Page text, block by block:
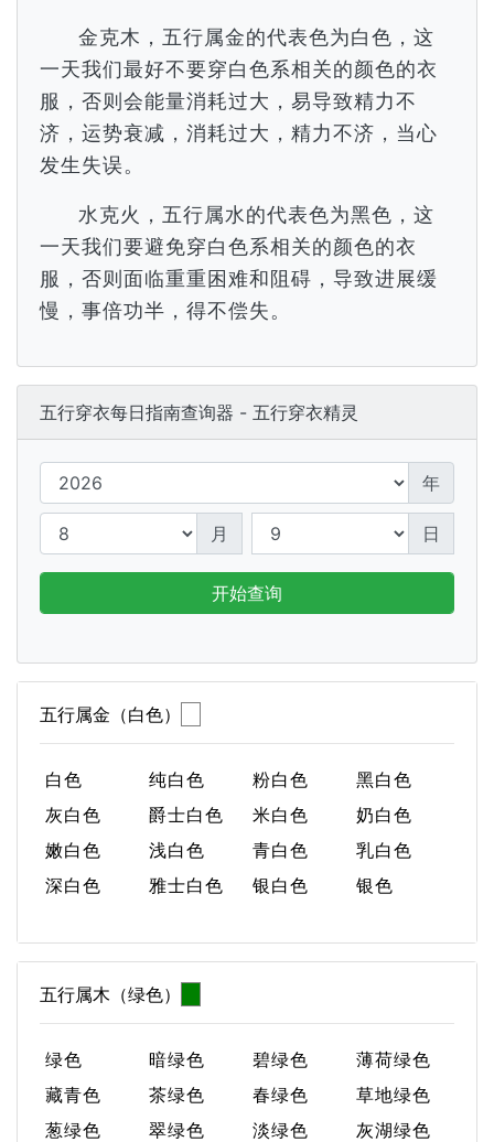
金克木，五行属金的代表色为白色，这
一天我们最好不要穿白色系相关的颜色的衣
服，否则会能量消耗过大，易导致精力不
济，运势衰减，消耗过大，精力不济，当心
发生失误。
水克火，五行属水的代表色为黑色，这
一天我们要避免穿白色系相关的颜色的衣
服，否则面临重重困难和阻碍，导致进展缓
慢，事倍功半，得不偿失。
五行穿衣每日指南查询器 - 五行穿衣精灵
年
月 日
开始查询
五行属金（白色）
白色 纯白色 粉白色
黑白色
灰白色
爵士白色 米白色
奶白色
嫩白色
浅白色 青白色
乳白色
深白色
雅士白色 银白色 银色
五行属木（绿色）
绿色 暗绿色 碧绿色
薄荷绿色
藏青色
茶绿色 春绿色
草地绿色
葱绿色
翠绿色 淡绿色
灰湖绿色